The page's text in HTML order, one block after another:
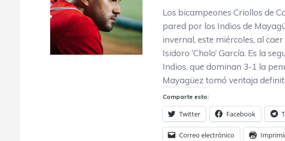
Los bicampeones Criollos de
pared por los Indios de
invernal, este miércoles, al
Isidoro ‘Cholo’ García. Es la
Indios, que dominan 3-1 la
Mayagüez tomó ventaja
Comparte esto:
Twitter Facebook
Correo electrónico